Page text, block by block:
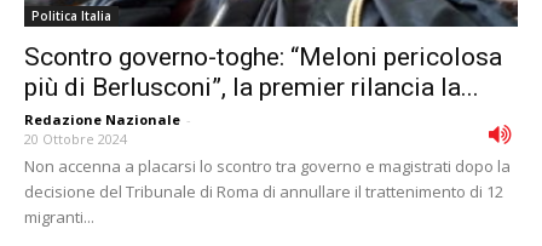
Politica Italia
Scontro governo-toghe: “Meloni pericolosa
più di Berlusconi”, la premier rilancia la...
Redazione Nazionale -
20 Ottobre 2024
Non accenna a placarsi lo scontro tra governo e magistrati dopo la
decisione del Tribunale di Roma di annullare il trattenimento di 12
migranti...